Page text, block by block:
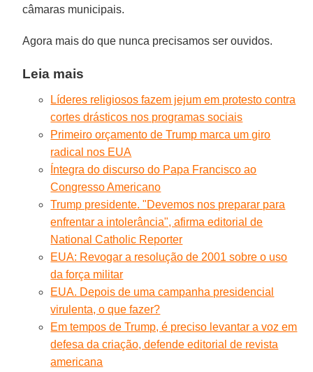
câmaras municipais.
Agora mais do que nunca precisamos ser ouvidos.
Leia mais
Líderes religiosos fazem jejum em protesto contra
cortes drásticos nos programas sociais
Primeiro orçamento de Trump marca um giro
radical nos EUA
Íntegra do discurso do Papa Francisco ao
Congresso Americano
Trump presidente. "Devemos nos preparar para
enfrentar a intolerância", afirma editorial de
National Catholic Reporter
EUA: Revogar a resolução de 2001 sobre o uso
da força militar
EUA. Depois de uma campanha presidencial
virulenta, o que fazer?
Em tempos de Trump, é preciso levantar a voz em
defesa da criação, defende editorial de revista
americana